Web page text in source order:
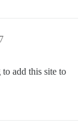
to add this site to